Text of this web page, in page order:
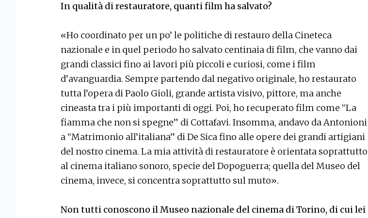
In qualità di restauratore, quanti film ha salvato?
«Ho coordinato per un po’ le politiche di restauro della Cineteca
nazionale e in quel periodo ho salvato centinaia di film, che vanno dai
grandi classici fino ai lavori più piccoli e curiosi, come i film
d’avanguardia. Sempre partendo dal negativo originale, ho restaurato
tutta l’opera di Paolo Gioli, grande artista visivo, pittore, ma anche
cineasta tra i più importanti di oggi. Poi, ho recuperato film come “La
fiamma che non si spegne” di Cottafavi. Insomma, andavo da Antonioni
a “Matrimonio all’italiana” di De Sica fino alle opere dei grandi artigiani
del nostro cinema. La mia attività di restauratore è orientata soprattutto
al cinema italiano sonoro, specie del Dopoguerra; quella del Museo del
cinema, invece, si concentra soprattutto sul muto».
Non tutti conoscono il Museo nazionale del cinema di Torino, di cui lei